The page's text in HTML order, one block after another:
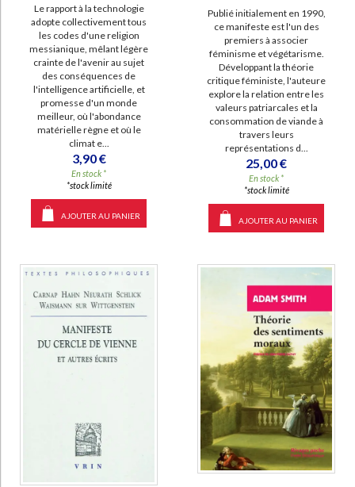
Le rapport à la technologie
adopte collectivement tous
les codes d'une religion
messianique, mêlant légère
crainte de l'avenir au sujet
des conséquences de
l'intelligence artificielle, et
promesse d'un monde
meilleur, où l'abondance
matérielle règne et où le
climat e...
3,90 €
En stock *
*stock limité
AJOUTER AU PANIER
Publié initialement en 1990,
ce manifeste est l'un des
premiers à associer
féminisme et végétarisme.
Développant la théorie
critique féministe, l'auteure
explore la relation entre les
valeurs patriarcales et la
consommation de viande à
travers leurs
représentations d...
25,00 €
En stock *
*stock limité
AJOUTER AU PANIER